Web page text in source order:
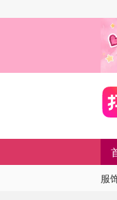
服